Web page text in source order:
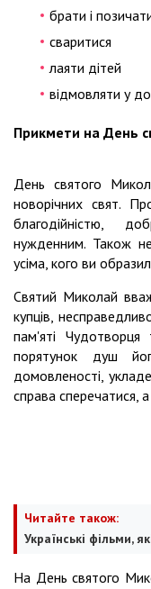
брати і
сваритися
лаяти дітей
відмовляти у
Прикмети на День
День святого
новорічних свят.
благодійністю,
нужденним. Також
усіма, кого ви
Святий Миколай
купців,
пам'яті
порятунок душ
домовленості,
справа сперечатися,
Читайте також:
Українські фільми,
На День святого